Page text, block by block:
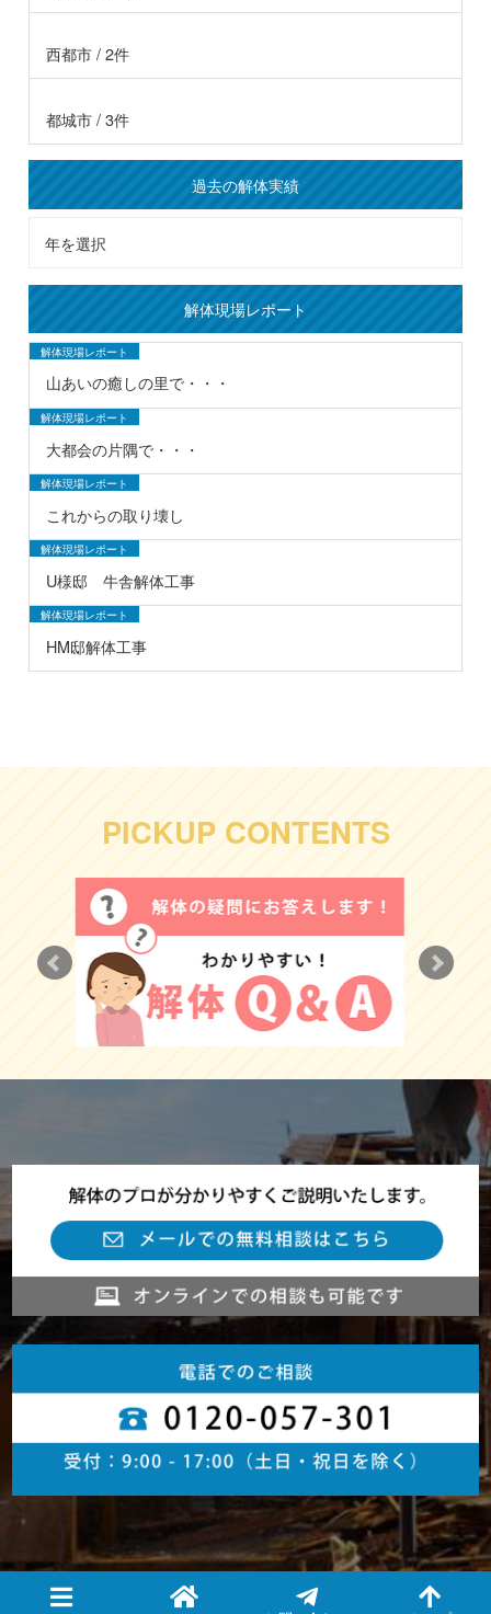
西都市 / 2件
都城市 / 3件
過去の解体実績
解体現場レポート
解体現場レポート
山あいの癒しの里で・・・
解体現場レポート
大都会の片隅で・・・
解体現場レポート
これからの取り壊し
解体現場レポート
U様邸 牛舎解体工事
解体現場レポート
HM邸解体工事
PICKUP CONTENTS
サイトポリシー
サイトマップ